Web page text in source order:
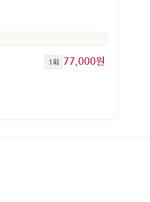
1회 77,000원